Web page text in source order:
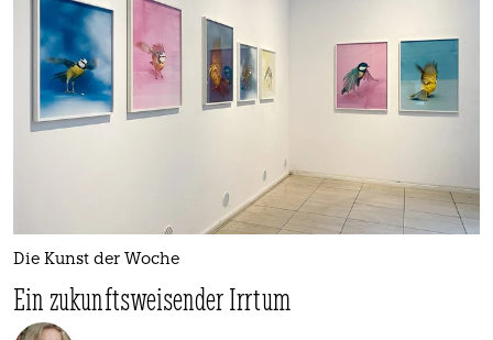
Die Kunst der Woche
Ein zukunftsweisender Irrtum